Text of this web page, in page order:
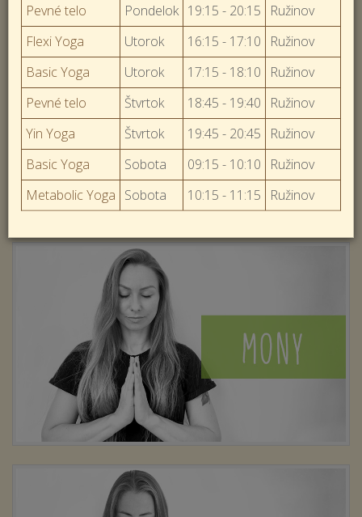
Pevné telo
Pondelok 19:15 - 20:15
Ružinov
Flexi Yoga
Utorok 16:15 - 17:10
Ružinov
Basic Yoga
Utorok 17:15 - 18:10
Ružinov
Pevné telo
Štvrtok 18:45 - 19:40
Ružinov
Yin Yoga
Štvrtok 19:45 - 20:45
Ružinov
Basic Yoga
Sobota 09:15 - 10:10
Ružinov
Metabolic Yoga Sobota 10:15 - 11:15 Ružinov